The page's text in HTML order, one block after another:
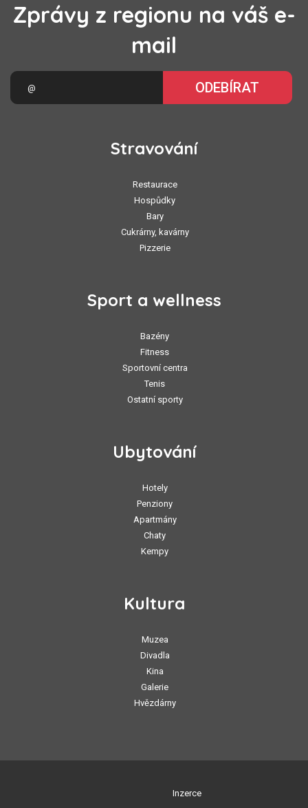
Zprávy z regionu na váš e-
mail
ODEBÍRAT
Stravování
Restaurace
Hospůdky
Bary
Cukrárny, kavárny
Pizzerie
Sport a wellness
Bazény
Fitness
Sportovní centra
Tenis
Ostatní sporty
Ubytování
Hotely
Penziony
Apartmány
Chaty
Kempy
Kultura
Muzea
Divadla
Kina
Galerie
Hvězdárny
Inzerce